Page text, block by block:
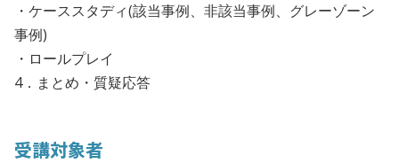
・ケーススタディ(該当事例、非該当事例、グレーゾーン
事例)
・ロールプレイ
4．まとめ・質疑応答
受講対象者